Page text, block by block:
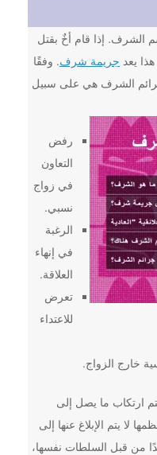
الشرف. إذا قام أخٌ بقتل
يعد جريمة شرف. وفقًا
الشرف هي على سبيل
رفض
التعاون
في زواج
نسبي.
الرغبة
في إنهاء
العلاقة.
تعرض
للاعتداء
خارج الزواج.
ارتكاب ما يصل إلى
لا يتم الإبلاغ عنها إلى
من قبل السلطات نفسها،